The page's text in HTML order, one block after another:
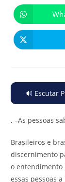
🔊 Escutar
. –As pessoas
Brasileiros e
discernimento
o entendimento
essas pessoas